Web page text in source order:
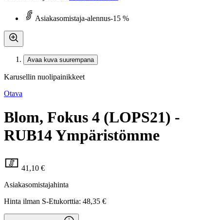
Asiakasomistaja-alennus-15 %
Avaa kuva suurempana
Karusellin nuolipainikkeet
Otava
Blom, Fokus 4 (LOPS21) -
RUB14 Ympäristömme
41,10 €
Asiakasomistajahinta
Hinta ilman S-Etukorttia: 48,35 €